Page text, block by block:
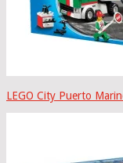
LEGO City Puerto